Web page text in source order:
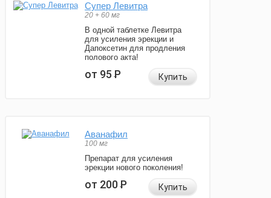
Супер Левитра
20 + 60 мг
В одной таблетке Левитра
для усиления эрекции и
Дапоксетин для продления
полового акта!
от 95Р Купить
Аванафил
100 мг
Препарат для усиления
эрекции нового поколения!
от 200Р Купить